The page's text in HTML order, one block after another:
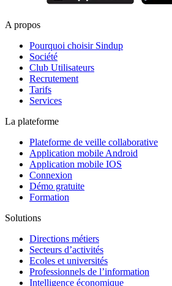
A propos
Pourquoi choisir Sindup
Société
Club Utilisateurs
Recrutement
Tarifs
Services
La plateforme
Plateforme de veille collaborative
Application mobile Android
Application mobile IOS
Connexion
Démo gratuite
Formation
Solutions
Directions métiers
Secteurs d’activités
Ecoles et universités
Professionnels de l’information
Intelligence économique